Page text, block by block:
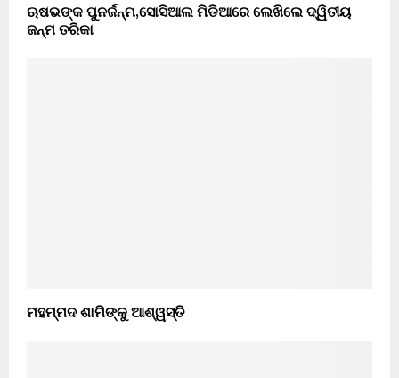
ଋଷଭଙ୍କ ପୁନର୍ଜନ୍ମ,ସୋସିଆଲ ମିଡିଆରେ ଲେଖିଲେ ଦ୍ୱିତୀୟ
ଜନ୍ମ ତରିକା
ମହମ୍ମଦ ଶାମିଙ୍କୁ ଆଶ୍ୱସ୍ତି